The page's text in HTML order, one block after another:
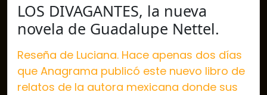
LOS DIVAGANTES, la nueva
novela de Guadalupe Nettel.
Reseña de Luciana. Hace apenas dos días
que Anagrama publicó este nuevo libro de
relatos de la autora mexicana donde sus